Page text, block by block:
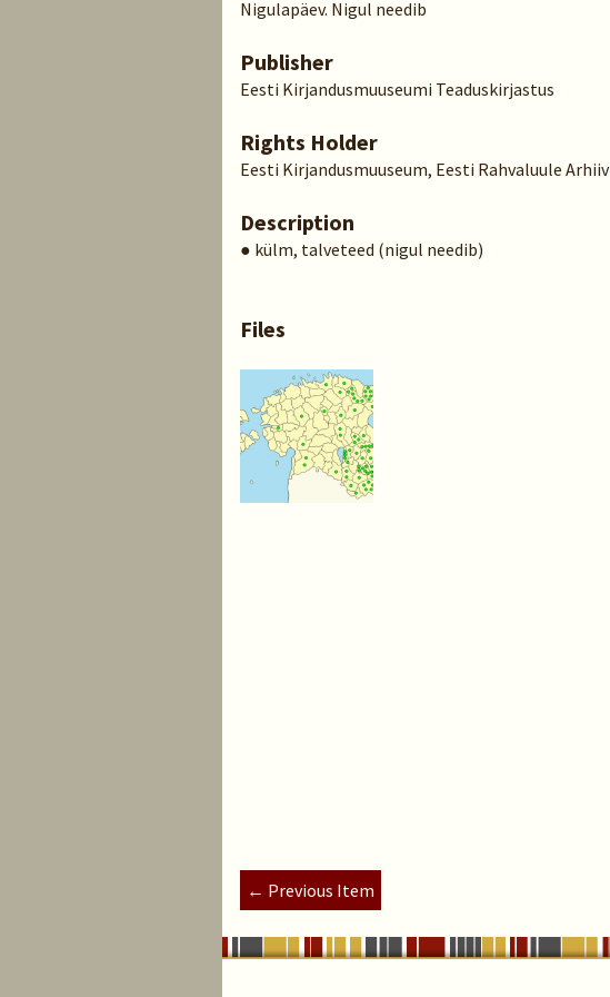
Nigulapäev. Nigul needib
Publisher
Eesti Kirjandusmuuseumi Teaduskirjastus
Rights Holder
Eesti Kirjandusmuuseum, Eesti Rahvaluule Arhiiv
Description
● külm, talveteed (nigul needib)
Files
← Previous Item